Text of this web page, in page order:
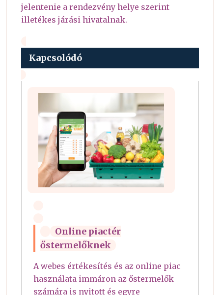
jelentenie a rendezvény helye szerint
illetékes járási hivatalnak.
Kapcsolódó
Online piactér
őstermelőknek
A webes értékesítés és az online piac
használata immáron az őstermelők
számára is nyitott és egyre